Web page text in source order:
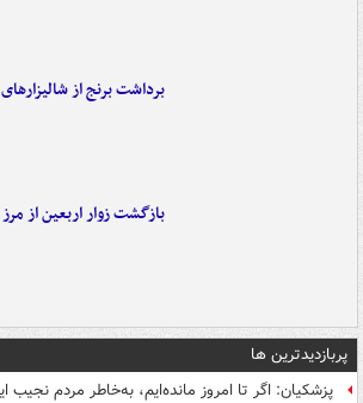
برداشت برنج از
بازگشت زوار اربعین از
پربازدیدترین ها
پزشکیان: اگر تا امروز مانده‌ایم، به‌خاطر مردم نجیب